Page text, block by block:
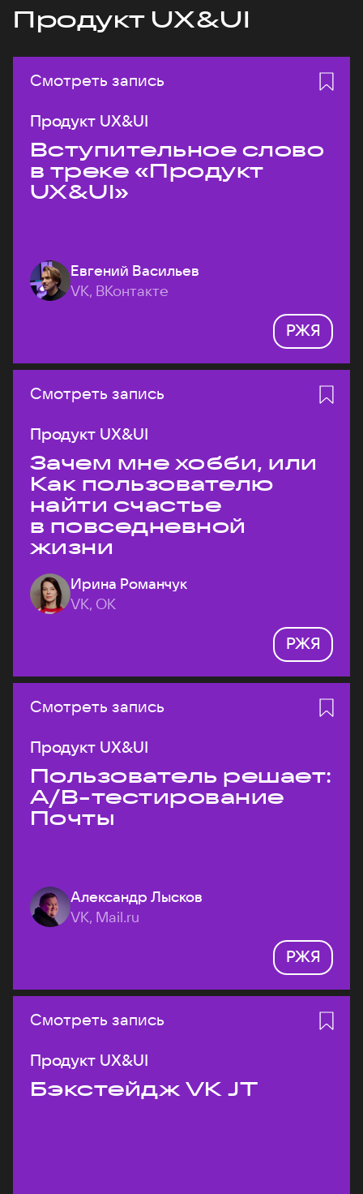
Продукт UX&UI
Смотреть запись
Продукт UX&UI
Вступительное слово
в треке «Продукт
UX&UI»
Евгений Васильев
VK, ВКонтакте
РЖЯ
Смотреть запись
Продукт UX&UI
Зачем мне хобби, или
Как пользователю
найти счастье
в повседневной
жизни
Ирина Романчук
VK, ОК
РЖЯ
Смотреть запись
Продукт UX&UI
Пользователь решает:
A/B-тестирование
Почты
Александр Лысков
VK, Mail.ru
РЖЯ
Смотреть запись
Продукт UX&UI
Бэкстейдж VK JT